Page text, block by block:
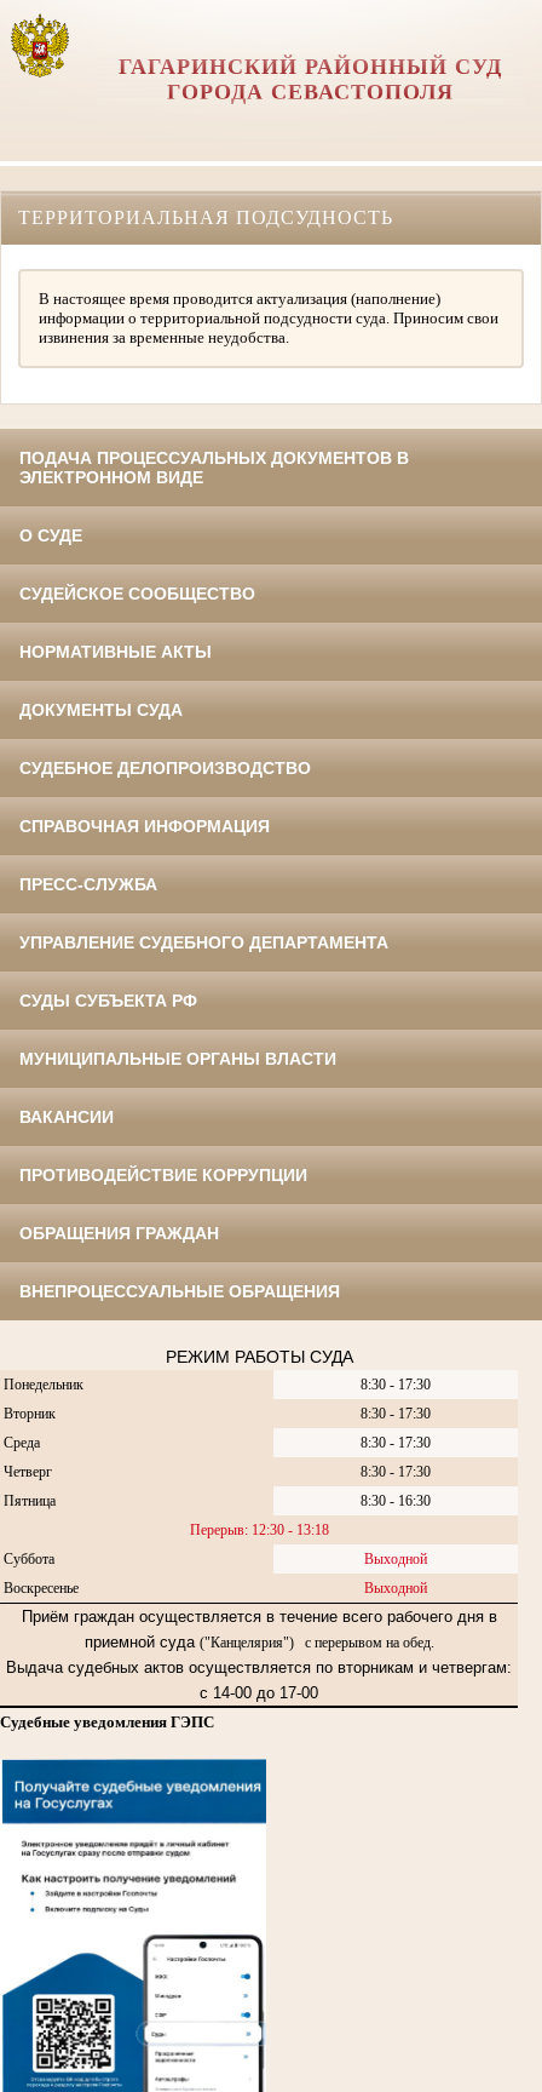
ГАГАРИНСКИЙ РАЙОННЫЙ СУД
ГОРОДА СЕВАСТОПОЛЯ
ТЕРРИТОРИАЛЬНАЯ ПОДСУДНОСТЬ
В настоящее время проводится актуализация (наполнение)
информации о территориальной подсудности суда. Приносим свои
извинения за временные неудобства.
ПОДАЧА ПРОЦЕССУАЛЬНЫХ ДОКУМЕНТОВ В
ЭЛЕКТРОННОМ ВИДЕ
О СУДЕ
СУДЕЙСКОЕ СООБЩЕСТВО
НОРМАТИВНЫЕ АКТЫ
ДОКУМЕНТЫ СУДА
СУДЕБНОЕ ДЕЛОПРОИЗВОДСТВО
СПРАВОЧНАЯ ИНФОРМАЦИЯ
ПРЕСС-СЛУЖБА
УПРАВЛЕНИЕ СУДЕБНОГО ДЕПАРТАМЕНТА
СУДЫ СУБЪЕКТА РФ
МУНИЦИПАЛЬНЫЕ ОРГАНЫ ВЛАСТИ
ВАКАНСИИ
ПРОТИВОДЕЙСТВИЕ КОРРУПЦИИ
ОБРАЩЕНИЯ ГРАЖДАН
ВНЕПРОЦЕССУАЛЬНЫЕ ОБРАЩЕНИЯ
РЕЖИМ РАБОТЫ СУДА
Понедельник
8:30 - 17:30
Вторник
8:30 - 17:30
Среда
8:30 - 17:30
Четверг
8:30 - 17:30
Пятница
8:30 - 16:30
Перерыв: 12:30 - 13:18
Суббота
Выходной
Воскресенье
Выходной
Приём граждан осуществляется в течение всего рабочего дня в
приемной суда ("Канцелярия") с перерывом на обед.
Выдача судебных актов осуществляется по вторникам и четвергам:
с 14-00 до 17-00
Судебные уведомления ГЭПС